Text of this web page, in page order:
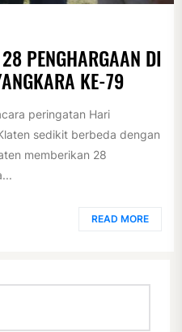
PENGHARGAAN DI
KE-79
peringatan Hari
sedikit berbeda dengan
memberikan 28
READ MORE